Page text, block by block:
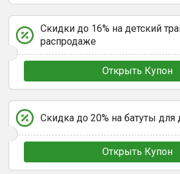
Скидки до 16% на детский
распродаже
Открыть Купон
Скидка до 20% на батуты для
Открыть Купон